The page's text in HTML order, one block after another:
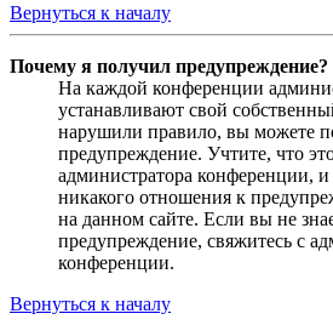
Вернуться к началу
Почему я получил предупреждение?
На каждой конференции
устанавливают свой
нарушили правило, вы можете
предупреждение. Учтите, что
администратора конференции,
никакого отношения к
на данном сайте. Если вы не
предупреждение, свяжитесь с
конференции.
Вернуться к началу